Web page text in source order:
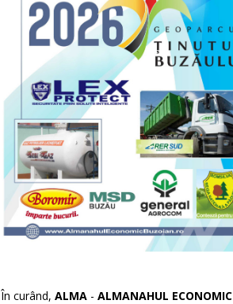
În curând, ALMA - ALMANAHUL ECONOMIC